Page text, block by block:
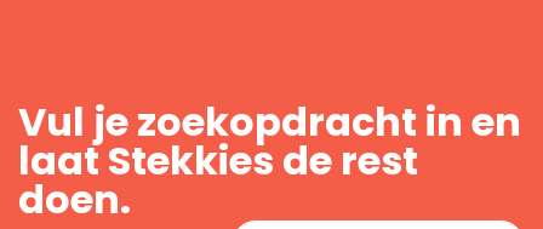
Vul je zoekopdracht in en
laat Stekkies de rest
doen.